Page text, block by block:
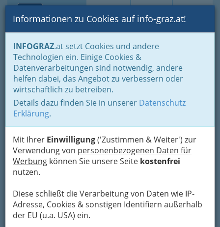
Suche Login Toggle
Informationen zu Cookies auf info-graz.at!
INFOGRAZ.at setzt Cookies und andere
Technologien ein. Einige Cookies &
Datenverarbeitungen sind notwendig, andere
helfen dabei, das Angebot zu verbessern oder
wirtschaftlich zu betreiben.
Details dazu finden Sie in unserer Datenschutz
Erklärung.
Mit Ihrer Einwilligung('Zustimmen & Weiter') zur
Verwendung von personenbezogenen Daten für
Werbung können Sie unsere Seite kostenfrei
nutzen.
Diese schließt die Verarbeitung von Daten wie IP-
Adresse, Cookies & sonstigen Identifiern außerhalb
der EU (u.a. USA) ein.
Home Branchen Freizeit & Sport
Frau von heute
Jobs - Karriere - Weiterbildung
Fahrschulen - Führerschein braucht man im Job
Ing. Christian Hold
Dietrichsteinplatz 11, 8010 Graz
+43 316 822 800
+43 316 822 800-22
Karte
Karte anzeigen
Kontaktaufnahme